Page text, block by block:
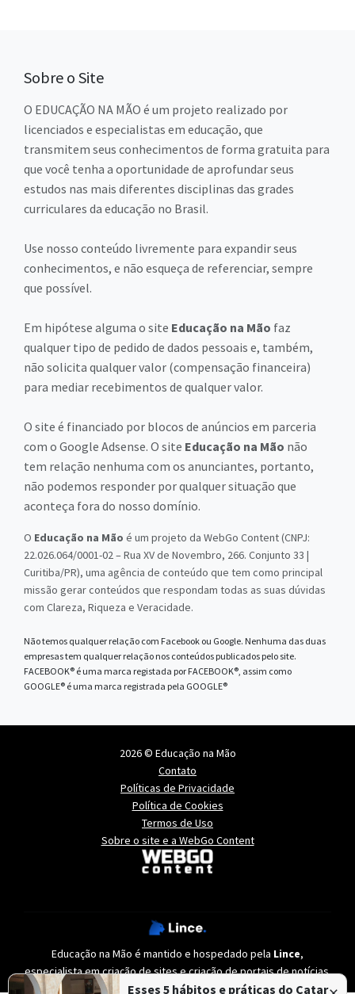
Esses 5 hábitos e práticas do Catar
Sobre o Site
O EDUCAÇÃO NA MÃO é um projeto realizado por
licenciados e especialistas em educação, que
transmitem seus conhecimentos de forma gratuita para
que você tenha a oportunidade de aprofundar seus
estudos nas mais diferentes disciplinas das grades
curriculares da educação no Brasil.
Use nosso conteúdo livremente para expandir seus
conhecimentos, e não esqueça de referenciar, sempre
que possível.
Em hipótese alguma o site Educação na Mão faz
qualquer tipo de pedido de dados pessoais e, também,
não solicita qualquer valor (compensação financeira)
para mediar recebimentos de qualquer valor.
O site é financiado por blocos de anúncios em parceria
com o Google Adsense. O site Educação na Mão não
tem relação nenhuma com os anunciantes, portanto,
não podemos responder por qualquer situação que
aconteça fora do nosso domínio.
O Educação na Mão é um projeto da WebGo Content (CNPJ:
22.026.064/0001-02 – Rua XV de Novembro, 266. Conjunto 33 |
Curitiba/PR), uma agência de conteúdo que tem como principal
missão gerar conteúdos que respondam todas as suas dúvidas
com Clareza, Riqueza e Veracidade.
Não temos qualquer relação com Facebook ou Google. Nenhuma das duas
empresas tem qualquer relação nos conteúdos publicados pelo site.
FACEBOOK® é uma marca registada por FACEBOOK®, assim como
GOOGLE® é uma marca registrada pela GOOGLE®
2026 © Educação na Mão
Contato
Políticas de Privacidade
Política de Cookies
Termos de Uso
Sobre o site e a WebGo Content
Educação na Mão é mantido e hospedado pela Lince,
especialista emcriação de sitesecriação de portais de notícias.